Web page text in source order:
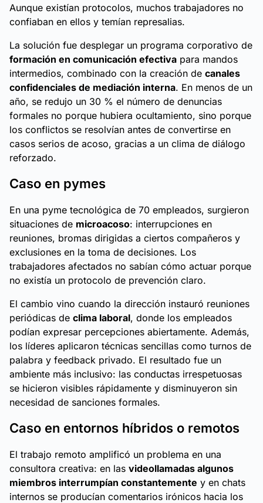
Aunque existían protocolos, muchos trabajadores no
confiaban en ellos y temían represalias.
La solución fue desplegar un programa corporativo de
formación en comunicación efectiva para mandos
intermedios, combinado con la creación de canales
confidenciales de mediación interna. En menos de un
año, se redujo un 30 % el número de denuncias
formales no porque hubiera ocultamiento, sino porque
los conflictos se resolvían antes de convertirse en
casos serios de acoso, gracias a un clima de diálogo
reforzado.
Caso en pymes
En una pyme tecnológica de 70 empleados, surgieron
situaciones de microacoso: interrupciones en
reuniones, bromas dirigidas a ciertos compañeros y
exclusiones en la toma de decisiones. Los
trabajadores afectados no sabían cómo actuar porque
no existía un protocolo de prevención claro.
El cambio vino cuando la dirección instauró reuniones
periódicas de clima laboral, donde los empleados
podían expresar percepciones abiertamente. Además,
los líderes aplicaron técnicas sencillas como turnos de
palabra y feedback privado. El resultado fue un
ambiente más inclusivo: las conductas irrespetuosas
se hicieron visibles rápidamente y disminuyeron sin
necesidad de sanciones formales.
Caso en entornos híbridos o remotos
El trabajo remoto amplificó un problema en una
consultora creativa: en las videollamadas algunos
miembros interrumpían constantemente y en chats
internos se producían comentarios irónicos hacia los